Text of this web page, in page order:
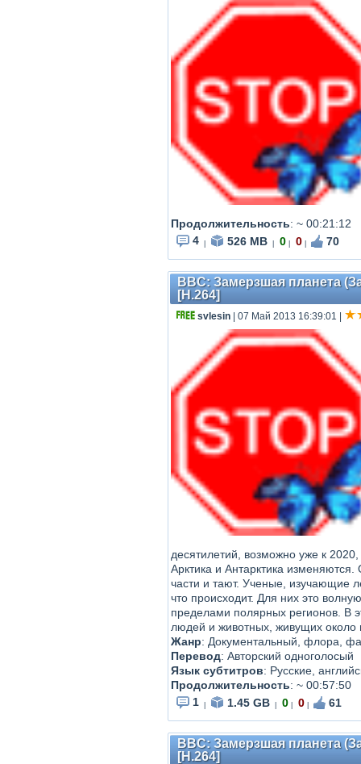
Продолжительность: ~ 00:21:12
4
526 MB 0 0 70
BBC: Замерзшая планета
[H.264]
svlesin | 07 Май 2013 16:39:01
десятилетий, возможно уже к
Арктика и Антарктика
части и тают. Ученые, изучающие
что происходит. Для них это
пределами полярных регионов. В
людей и животных, живущих
Жанр: Документальный, флора,
Перевод: Авторский одноголосый
Язык субтитров: Русские,
Продолжительность: ~ 00:57:50
1
1.45 GB 0 0 61
BBC: Замерзшая планета
[H.264]